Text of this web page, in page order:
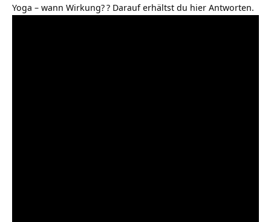
Yoga – wann Wirkung?? Darauf erhältst du hier Antworten.